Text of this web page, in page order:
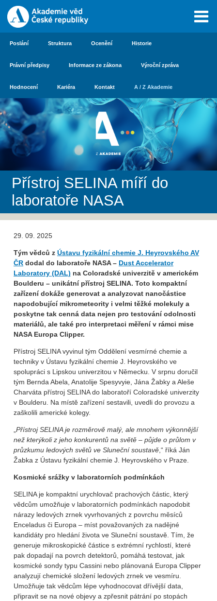
Poslání Struktura Ocenění Historie
Právní předpisy Informace ze zákona Výroční zpráva
Hodnocení Kariéra Kontakt A / Z Akademie
Přístroj SELINA míří do
laboratoře NASA
29. 09. 2025
Tým vědců z Ústavu fyzikální chemie J. Heyrovského AV
ČR dodal do laboratoře NASA – Dust Accelerator
Laboratory (DAL) na Coloradské univerzitě v americkém
Boulderu – unikátní přístroj SELINA. Toto kompaktní
zařízení dokáže generovat a analyzovat nanočástice
napodobující mikrometeority i velmi těžké molekuly a
poskytne tak cenná data nejen pro testování odolnosti
materiálů, ale také pro interpretaci měření v rámci mise
NASA Europa Clipper.
Přístroj SELINA vyvinul tým Oddělení vesmírné chemie a
techniky v Ústavu fyzikální chemie J. Heyrovského ve
spolupráci s Lipskou univerzitou v Německu. V srpnu doručil
tým Bernda Abela, Anatolije Spesyvyie, Jána Žabky a Aleše
Charváta přístroj SELINA do laboratoří Coloradské univerzity
v Boulderu. Na místě zařízení sestavili, uvedli do provozu a
zaškolili americké kolegy.
„Přístroj SELINA je rozměrově malý, ale mnohem výkonnější
než kterýkoli z jeho konkurentů na světě – půjde o průlom v
průzkumu ledových světů ve Sluneční soustavě,“ říká Ján
Žabka z Ústavu fyzikální chemie J. Heyrovského v Praze.
Kosmické srážky v laboratorních podmínkách
SELINA je kompaktní urychlovač prachových částic, který
vědcům umožňuje v laboratorních podmínkách napodobit
nárazy ledových zrnek vyvrhovaných z povrchu měsíců
Enceladus či Europa – míst považovaných za nadějné
kandidáty pro hledání života ve Sluneční soustavě. Tím, že
generuje mikroskopické částice s extrémní rychlostí, které
pak dopadají na povrch detektorů, pomáhá testovat, jak
kosmické sondy typu Cassini nebo plánovaná Europa Clipper
analyzují chemické složení ledových zrnek ve vesmíru.
Umožňuje tak vědcům lépe vyhodnocovat dřívější data,
připravit se na nové objevy a zpřesnit pátrání po stopách